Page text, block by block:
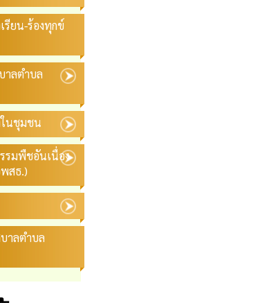
รียน-ร้องทุกข์
ลตำบล
นชุมชน
รมพืชอันเนื่อง
สธ.)
าลตำบล